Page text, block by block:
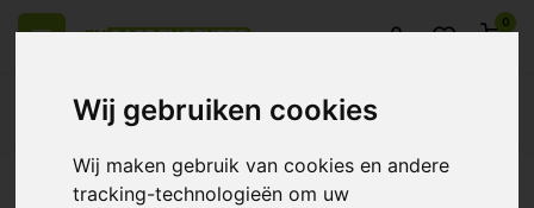
Wij gebruiken cookies
Wij maken gebruik van cookies en andere
tracking-technologieën om uw
0
Levering in heel Europa 14 Dagen retourrecht